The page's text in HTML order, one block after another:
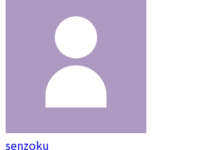
senzoku